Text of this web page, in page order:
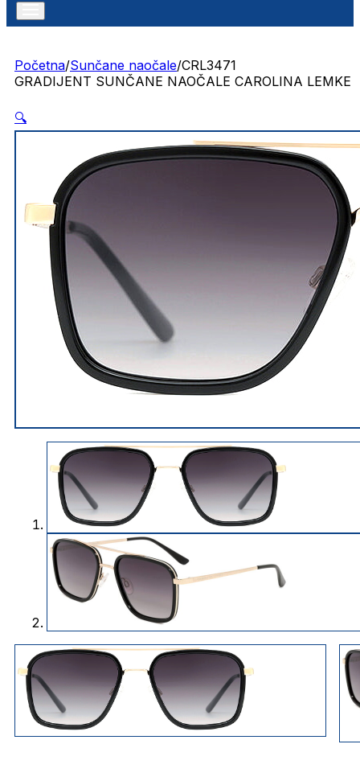
Početna/Sunčane naočale/CRL3471
GRADIJENT SUNČANE NAOČALE CAROLINA LEMKE
🔍